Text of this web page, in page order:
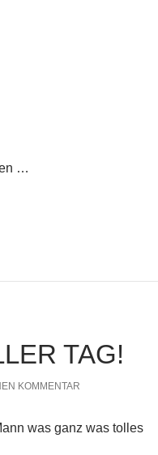
…
TAG!
KOMMENTAR
was ganz was tolles